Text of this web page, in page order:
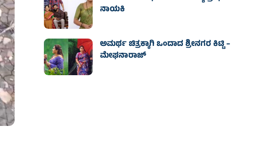
ನಾಯಕಿ
ಅಮರ್ಥ ಚಿತ್ರಕ್ಕಾಗಿ ಒಂದಾದ ಶ್ರೀನಗರ ಕಿಟ್ಟಿ –
ಮೇಘನಾರಾಜ್